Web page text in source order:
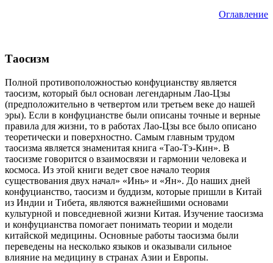
Оглавление
Таосизм
Полной противоположностью конфуцианству является
таосизм, который был основан легендарным Лао-Цзы
(предположительно в четвертом или третьем веке до нашей
эры). Если в конфуцианстве были описаны точные и верные
правила для жизни, то в работах Лао-Цзы все было описано
теоретически и поверхностно. Самым главным трудом
таосизма является знаменитая книга «Тао-Тэ-Кин». В
таосизме говорится о взаимосвязи и гармонии человека и
космоса. Из этой книги ведет свое начало теория
существования двух начал» «Инь» и «Ян». До наших дней
конфуцианство, таосизм и буддизм, которые пришли в Китай
из Индии и Тибета, являются важнейшими основами
культурной и повседневной жизни Китая. Изучение таосизма
и конфуцианства помогает понимать теории и модели
китайской медицины. Основные работы таосизма были
переведены на несколько языков и оказывали сильное
влияние на медицину в странах Азии и Европы.